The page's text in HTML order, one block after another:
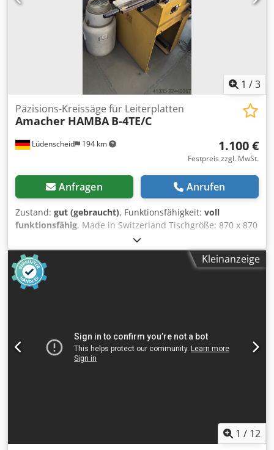
1 /3
Lüdenscheid 194 km
Päzisions-Kreissäge für Leiterplatten
Amacher HAMBA B-4TE/C
1.100 €
Festpreis zzgl. MwSt.
Anfragen Anrufen
Zustand: gut (gebraucht), Funktionsfähigkeit: voll
funktionsfähig, Made in Switzerland Tischgröße: 870 x 870
mm Schiebetisch: 800 x 400 mm Crsdpfx Ajzp Iqtsamsf
Sägeblatt: höhenverstellbar über Kurbel Sägeblatt-Ø: 175
mm 2 Stufenschalter Zentralabsaugung Rolltischanschlag
Hobelmesser und Facettenfräseinrichtung
Kleinanzeige
1 / 12